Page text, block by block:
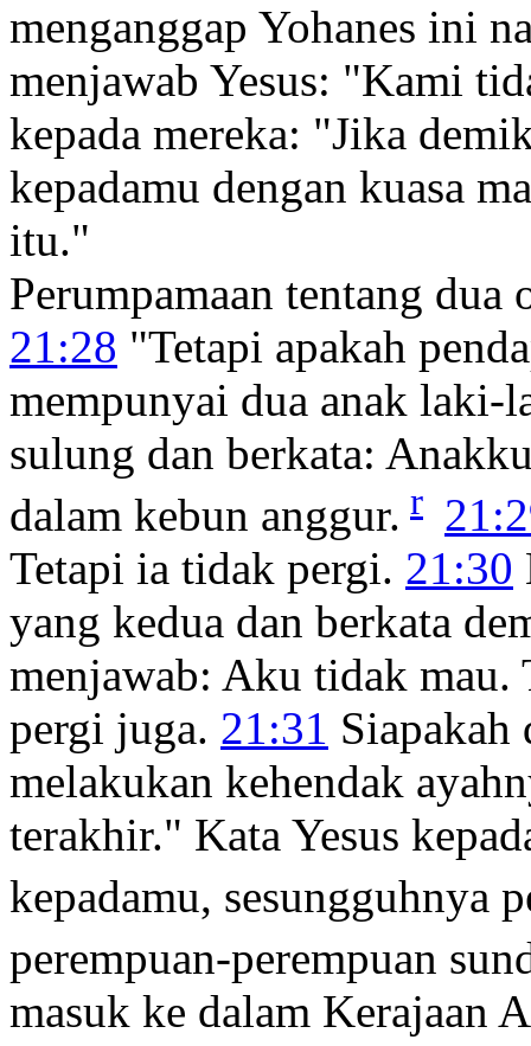
menganggap Yohanes ini
menjawab Yesus: "Kami
kepada mereka: "Jika
kepadamu dengan kuasa
itu."
Perumpamaan tentang dua
21:28 "Tetapi apakah
mempunyai dua anak laki-
sulung dan berkata:
dalam kebun anggur. r
Tetapi ia tidak pergi. 21:30
yang kedua dan berkata
menjawab: Aku tidak mau.
pergi juga. 21:31 Siapakah
melakukan kehendak
terakhir." Kata Yesus
kepadamu, sesungguhnya
perempuan-perempuan
masuk ke dalam Kerajaan